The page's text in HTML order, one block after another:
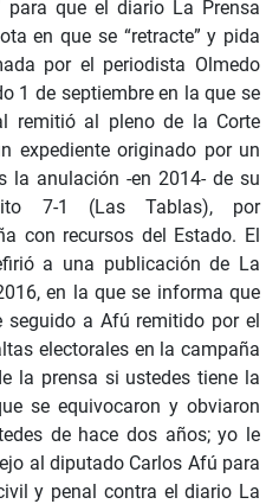
que el diario La Prensa
en que se “retracte” y pida
por el periodista Olmedo
1 de septiembre en la que se
remitió al pleno de la Corte
expediente originado por un
la anulación -en 2014- de su
7-1 (Las Tablas), por
con recursos del Estado. El
a una publicación de La
en la que se informa que
seguido a Afú remitido por el
electorales en la campaña
la prensa si ustedes tiene la
se equivocaron y obviaron
de hace dos años; yo le
al diputado Carlos Afú para
y penal contra el diario La